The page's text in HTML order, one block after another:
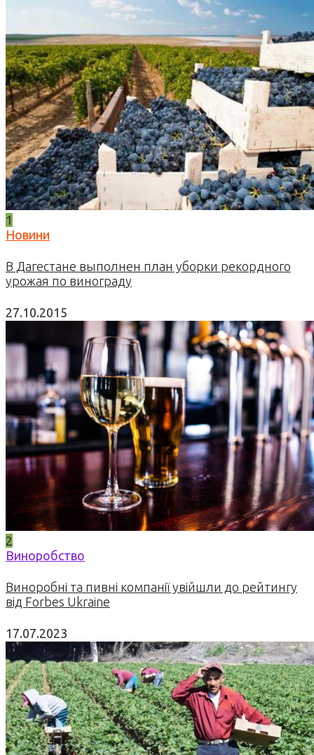
1
Новини
В Дагестане выполнен план уборки рекордного
урожая по винограду
27.10.2015
2
Виноробство
Виноробні та пивні компанії увійшли до рейтингу
від Forbes Ukraine
17.07.2023